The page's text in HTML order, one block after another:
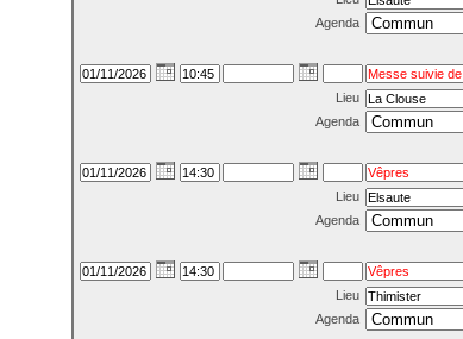
Agenda
Lieu
Agenda
Lieu
Agenda
Lieu
Agenda